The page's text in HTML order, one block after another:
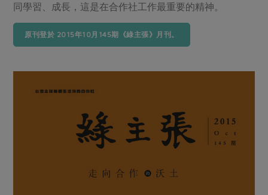
同學習、成長，這是在合作社工作最重要的精神。
原刊登於 2015年10月145期《綠主張》月刊。